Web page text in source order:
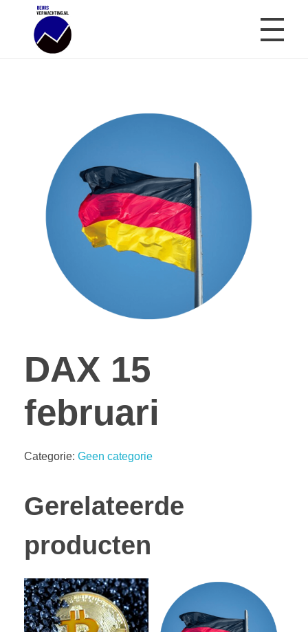
DAX 15
februari
Categorie: Geen categorie
Gerelateerde
producten